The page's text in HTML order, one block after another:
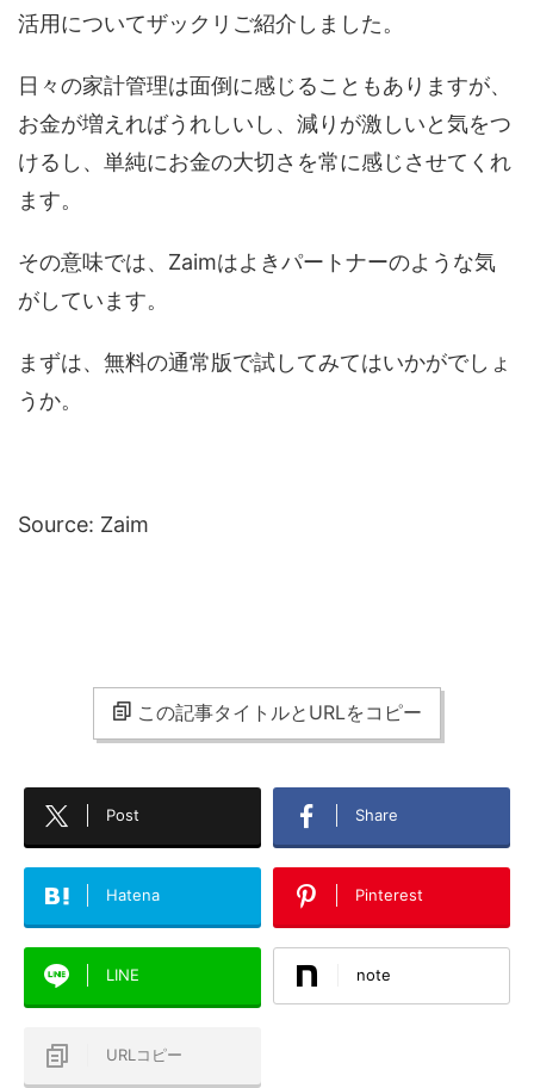
活用についてザックリご紹介しました。
日々の家計管理は面倒に感じることもありますが、
お金が増えればうれしいし、減りが激しいと気をつ
けるし、単純にお金の大切さを常に感じさせてくれ
ます。
その意味では、Zaimはよきパートナーのような気
がしています。
まずは、無料の通常版で試してみてはいかがでしょ
うか。
Source: Zaim
この記事タイトルとURLをコピー
Post Share
Hatena Pinterest
LINE note
URLコピー